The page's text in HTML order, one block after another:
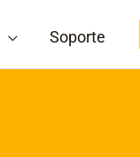
Soporte